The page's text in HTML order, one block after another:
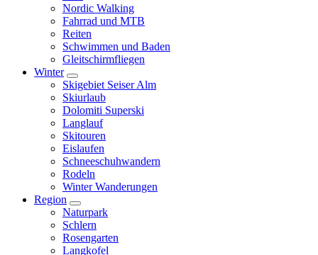
Nordic Walking
Fahrrad und MTB
Reiten
Schwimmen und Baden
Gleitschirmfliegen
Winter
Skigebiet Seiser Alm
Skiurlaub
Dolomiti Superski
Langlauf
Skitouren
Eislaufen
Schneeschuhwandern
Rodeln
Winter Wanderungen
Region
Naturpark
Schlern
Rosengarten
Langkofel